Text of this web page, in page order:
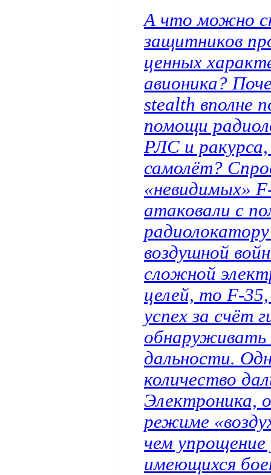
А что можно
защитников
ценных
авионика?
stealth вполне
помощи
РЛС и
самолёт?
«невидимых»
атаковали с
воздушной
сложной
целей, то F-
успех за счёт
обнаруживать
дальности.
количество
Электроника,
режиме
чем упрощение
имеющихся